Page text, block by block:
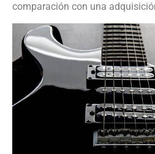
comparación con una